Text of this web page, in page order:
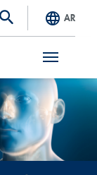
S
AR